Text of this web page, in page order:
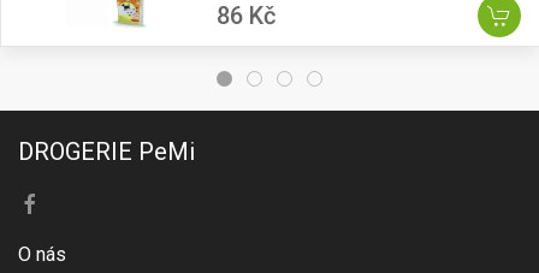
86 Kč
DROGERIE PeMi
O nás